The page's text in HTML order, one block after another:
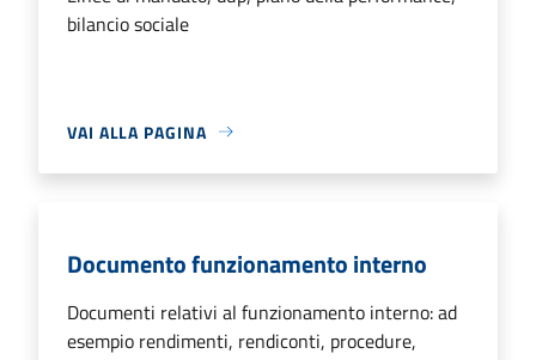
bilancio sociale
VAI ALLA PAGINA
Documento funzionamento interno
Documenti relativi al funzionamento interno: ad
esempio rendimenti, rendiconti, procedure,